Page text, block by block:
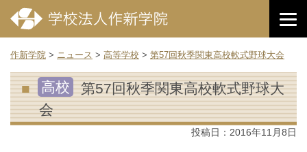
作新学院 > ニュース > 高等学校 > 第57回秋季関東高校軟式野球大会
高校
第57回秋季関東高校軟式野球大
会
投稿日： 2016年11月8日